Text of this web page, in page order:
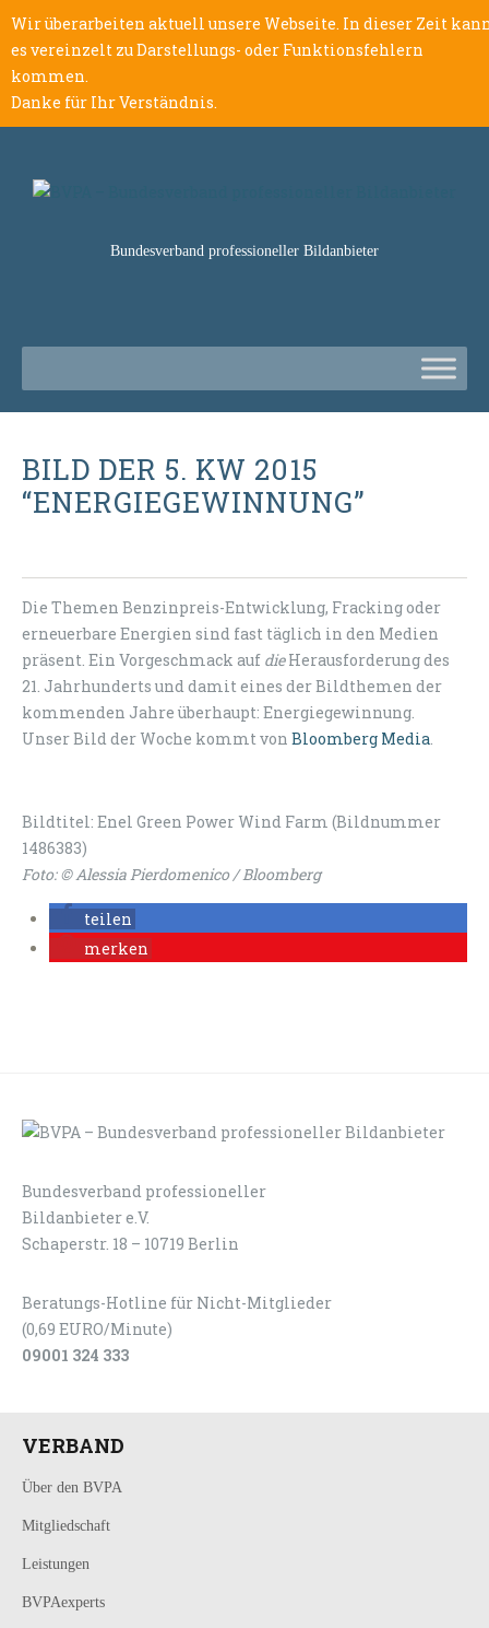
Wir überarbeiten aktuell unsere Webseite. In dieser Zeit
es vereinzelt zu Darstellungs- oder Funktionsfehlern
kommen.
Danke für Ihr Verständnis.
Bundesverband professioneller Bildanbieter
BILD DER 5. KW 2015
“ENERGIEGEWINNUNG”
Die Themen Benzinpreis-Entwicklung, Fracking oder
erneuerbare Energien sind fast täglich in den Medien
präsent. Ein Vorgeschmack auf dieHerausforderung des
21. Jahrhunderts und damit eines der Bildthemen der
kommenden Jahre überhaupt: Energiegewinnung.
Unser Bild der Woche kommt von Bloomberg Media.
Bildtitel: Enel Green Power Wind Farm (Bildnummer
1486383)
Foto: © Alessia Pierdomenico / Bloomberg
teilen
merken
Bundesverband professioneller
Bildanbieter e.V.
Schaperstr. 18 – 10719 Berlin
Beratungs-Hotline für Nicht-Mitglieder
(0,69 EURO/Minute)
09001 324 333
VERBAND
Über den BVPA
Mitgliedschaft
Leistungen
BVPAexperts